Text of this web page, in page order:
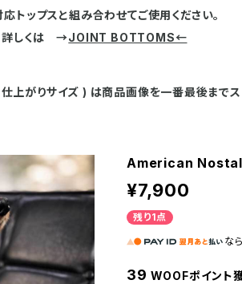
トップスと組み合わせてご使用ください。
詳しくは →JOINT BOTTOMS←
上がりサイズ ) は商品画像を一番最後までス
American
¥7,900
残り1点
なら
39 WOOFポイント